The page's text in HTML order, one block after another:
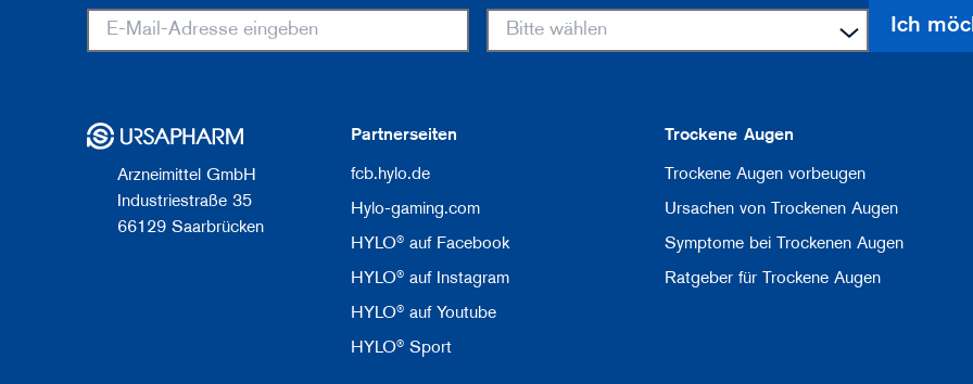
Ich
Arzneimittel GmbH
Industriestraße 35
66129 Saarbrücken
Partnerseiten
fcb.hylo.de
Hylo-gaming.com
HYLO® auf Facebook
HYLO® auf Instagram
HYLO® auf Youtube
HYLO® Sport
Trockene Augen
Trockene Augen vorbeugen
Ursachen von Trockenen Augen
Symptome bei Trockenen Augen
Ratgeber für Trockene Augen